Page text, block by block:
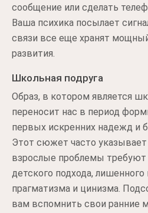
сообщение или сделать
Ваша психика посылает
связи все еще хранят
развития.
Школьная подруга
Образ, в котором является
переносит нас в период
первых искренних надежд и
Этот сюжет часто указывает
взрослые проблемы требуют
детского подхода, лишенного
прагматизма и цинизма.
вам вспомнить свои ранние